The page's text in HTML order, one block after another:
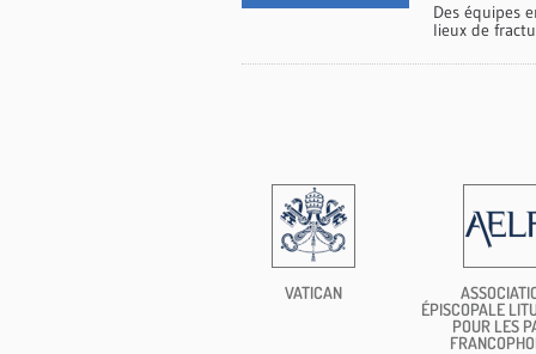
Des équipes
lieux de
VATICAN
ÉPISCOPALE
POUR LES